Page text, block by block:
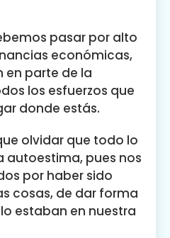
pasar por alto
económicas,
en parte de la
los esfuerzos que
donde estás.
olvidar que todo lo
autoestima, pues nos
por haber sido
cosas, de dar forma
estaban en nuestra